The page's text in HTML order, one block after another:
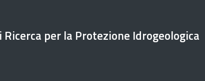
per la Protezione Idrogeologica